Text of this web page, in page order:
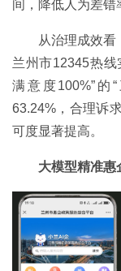
间，降低人为差错
从治理成效
兰州市12345热线
满意度100%”的
63.24%，合理诉
可度显著提高。
大模型精准惠